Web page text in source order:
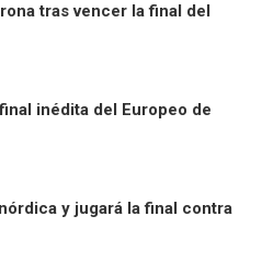
tras vencer la final del
inédita del Europeo de
y jugará la final contra